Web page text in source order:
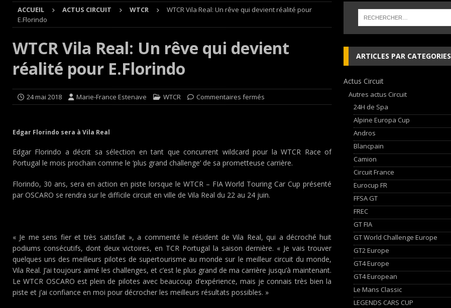
Cours
EDITO CIRCUIT
[ 4 août 2026 ] Autocross et SprinCar : Aydie conclut un week-end d’exception !
[ 3 août 2026 ]
GT4 AKKODIS-ASP : Victoire et double podium dans la Nièvre !
Buggyra Organization and WINBO-DONGJIAN Automotive Technology sign strategic partnership
ACCUEIL ACTUS CIRCUIT WTCR
WTCR Vila Real: Un rêve qui devient réalité pour
E.Florindo
WTCR Vila Real: Un rêve qui devient
réalité pour E.Florindo
24 mai 2018 Marie-France Estenave WTCR Commentaires fermés
Edgar Florindo sera à Vila Real
Edgar Florindo a décrit sa sélection en tant que concurrent wildcard pour la WTCR Race of
Portugal le mois prochain comme le ‘plus grand challenge’ de sa prometteuse carrière.
Florindo, 30 ans, sera en action en piste lorsque le WTCR – FIA World Touring Car Cup présenté
par OSCARO se rendra sur le difficile circuit en ville de Vila Real du 22 au 24 juin.
« Je me sens fier et très satisfait », a commenté le résident de Vila Real, qui a décroché huit
podiums consécutifs, dont deux victoires, en TCR Portugal la saison dernière. « Je vais trouver
quelques uns des meilleurs pilotes de supertourisme au monde sur le meilleur circuit du monde,
Vila Real. J’ai toujours aimé les challenges, et c’est le plus grand de ma carrière jusqu’à maintenant.
Le WTCR OSCARO est plein de pilotes avec beaucoup d’expérience, mais je connais très bien la
piste et j’ai confiance en moi pour décrocher les meilleurs résultats possibles. »
ARTICLES PAR CATEGORIES
Actus Circuit
Autres actus Circuit
24H de Spa
Alpine Europa Cup
Andros
Blancpain
Camion
Circuit France
Eurocup FR
FFSA GT
FREC
GT FIA
GT World Challenge Europe
GT2 Europe
GT4 Europe
GT4 European
Le Mans Classic
LEGENDS CARS CUP